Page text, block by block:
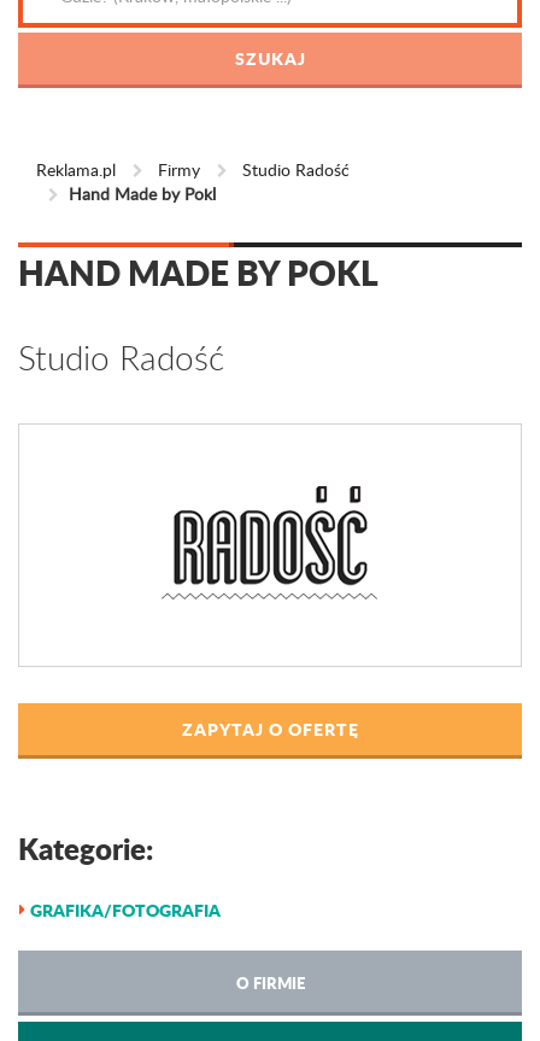
Reklama.pl Firmy
Studio Radość
Hand Made by Pokl
HAND MADE BY POKL
Studio Radość
ZAPYTAJ O OFERTĘ
Kategorie:
GRAFIKA/FOTOGRAFIA
O FIRMIE